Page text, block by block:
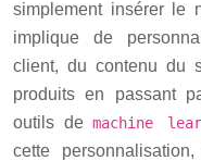
simplement insérer le
implique de
client, du contenu du
produits en passant
outils demachine
cette